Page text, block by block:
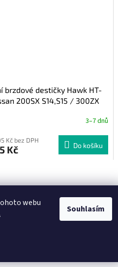
webu
Souhlasím
brzdové destičky Hawk HT-
200SX S14,S15 / 300ZX
3–7 dnů
Kč bez DPH
Kč Do košíku